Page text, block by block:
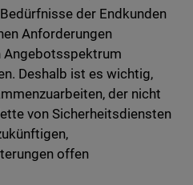
der Endkunden
Anforderungen
Angebotsspektrum
Deshalb ist es wichtig,
der nicht
von Sicherheitsdiensten
offen